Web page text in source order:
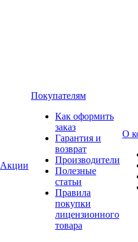
Акции
Покупателям
Как оформить
заказ
Гарантия и
возврат
Производители
Полезные
статьи
Правила
покупки
лицензионного
товара
О